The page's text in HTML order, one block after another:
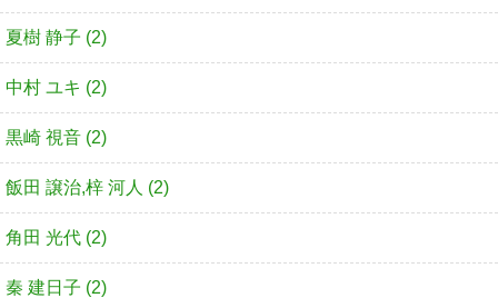
夏樹 静子 (2)
中村 ユキ (2)
黒崎 視音 (2)
飯田 譲治,梓 河人 (2)
角田 光代 (2)
秦 建日子 (2)